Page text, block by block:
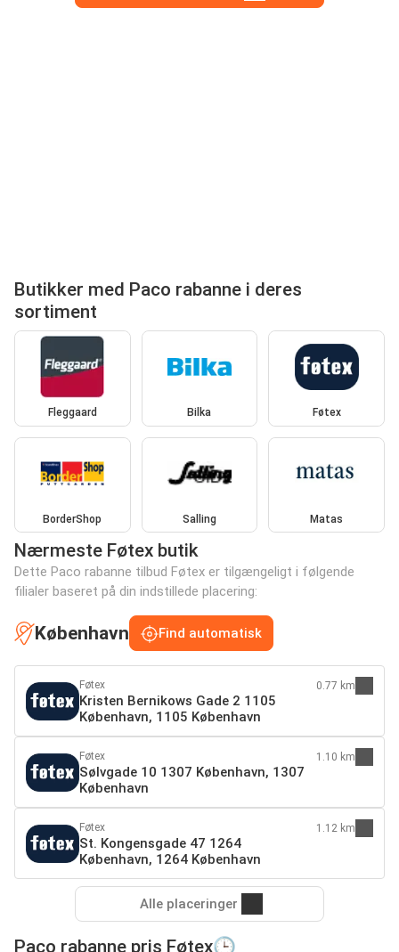
Butikker med Paco rabanne i deres
sortiment
Fleggaard Bilka Føtex
BorderShop Salling Matas
Nærmeste Føtex butik
Dette Paco rabanne tilbud Føtex er tilgængeligt i følgende
filialer baseret på din indstillede placering:
København Find automatisk
Føtex
Kristen Bernikows Gade 2 1105
København, 1105 København
0.77 km
Føtex
Sølvgade 10 1307 København, 1307
København
1.10 km
Føtex
St. Kongensgade 47 1264
København, 1264 København
1.12 km
Alle placeringer
Paco rabanne pris Føtex🕒